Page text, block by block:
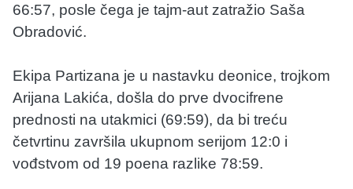
66:57, posle čega je tajm-aut zatražio Saša
Obradović.
Ekipa Partizana je u nastavku deonice, trojkom
Arijana Lakića, došla do prve dvocifrene
prednosti na utakmici (69:59), da bi treću
četvrtinu završila ukupnom serijom 12:0 i
vođstvom od 19 poena razlike 78:59.